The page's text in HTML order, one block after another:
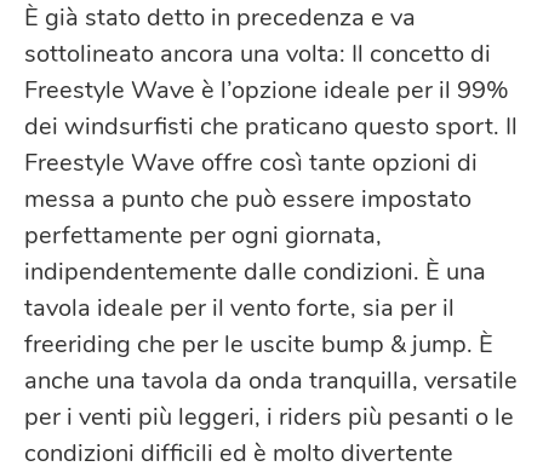
È già stato detto in precedenza e va
sottolineato ancora una volta: Il concetto di
Freestyle Wave è l’opzione ideale per il 99%
dei windsurfisti che praticano questo sport. Il
Freestyle Wave offre così tante opzioni di
messa a punto che può essere impostato
perfettamente per ogni giornata,
indipendentemente dalle condizioni. È una
tavola ideale per il vento forte, sia per il
freeriding che per le uscite bump & jump. È
anche una tavola da onda tranquilla, versatile
per i venti più leggeri, i riders più pesanti o le
condizioni difficili ed è molto divertente